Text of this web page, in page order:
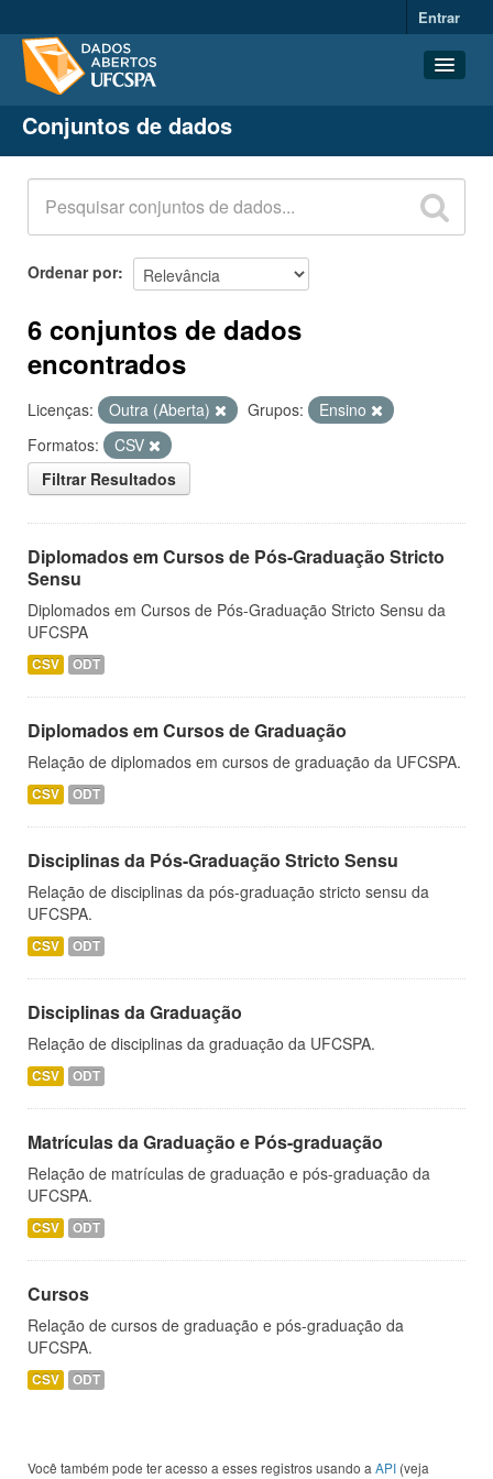
Entrar
Conjuntos de dados
Organizações
Grupos
Sobre
Conjuntos de dados
Ordenar por
6 conjuntos de dados
encontrados
Licenças: Outra (Aberta) Grupos:
Ensino
Formatos:
CSV
Filtrar Resultados
Diplomados em Cursos de Pós-Graduação Stricto
Sensu
Diplomados em Cursos de Pós-Graduação Stricto Sensu da
UFCSPA
CSV ODT
Diplomados em Cursos de Graduação
Relação de diplomados em cursos de graduação da UFCSPA.
CSV ODT
Disciplinas da Pós-Graduação Stricto Sensu
Relação de disciplinas da pós-graduação stricto sensu da
UFCSPA.
CSV ODT
Disciplinas da Graduação
Relação de disciplinas da graduação da UFCSPA.
CSV ODT
Matrículas da Graduação e Pós-graduação
Relação de matrículas de graduação e pós-graduação da
UFCSPA.
CSV ODT
Cursos
Relação de cursos de graduação e pós-graduação da
UFCSPA.
CSV ODT
Você também pode ter acesso a esses registros usando a API (veja